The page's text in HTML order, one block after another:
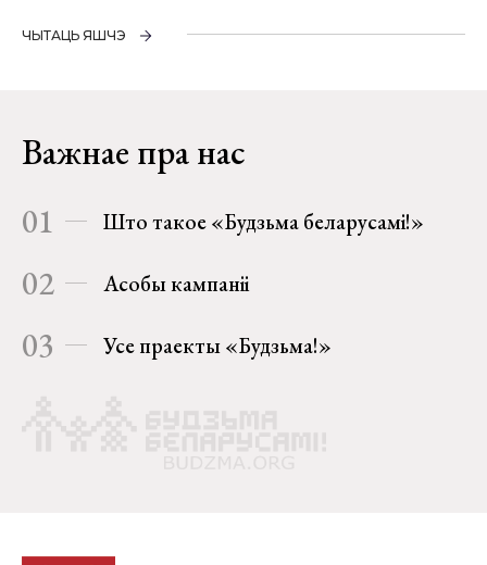
ЧЫТАЦЬ ЯШЧЭ
Важнае пра нас
01 Што такое «Будзьма беларусамі!»
02 Асобы кампаніі
03 Усе праекты «Будзьма!»